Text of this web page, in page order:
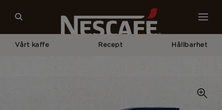
Vårt kaffe Recept Hållbarhet